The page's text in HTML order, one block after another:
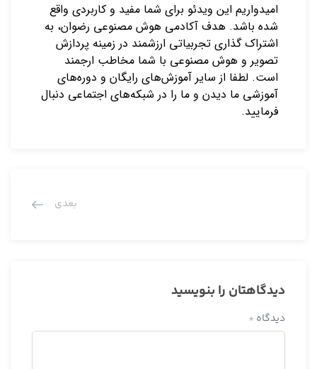
امیدواریم این ویدئو برای شما مفید و کاربردی واقع
شده باشد. هدف آکادمی هوش مصنوعی رضوان، به
اشتراک‌ گذاری تجربیاتی ارزشمند در زمینه پردازش
تصویر و هوش مصنوعی با شما مخاطب ارجمند
است. لطفا از سایر آموزش‌های رایگان و دوره‌های
آموزشی ما دیدن و ما را در شبکه‌های اجتماعی دنبال
فرمایید.
بعدی
دیدگاهتان را بنویسید
دیدگاه *